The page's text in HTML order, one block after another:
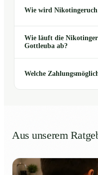
Wie wird
Wie läuft die
Gottleuba ab?
Welche
Aus unserem